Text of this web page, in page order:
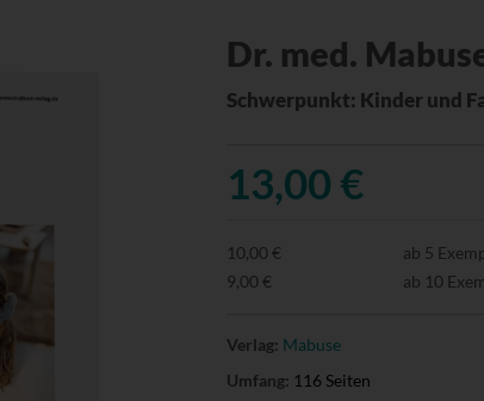
Dr. med.
Schwerpunkt: Kinder und
13,00 €
10,00 € ab 5
9,00 €
ab 10
Verlag: Mabuse
Umfang: 116 Seiten